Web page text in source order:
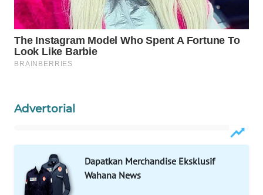
Advertorial
Dapatkan Merchandise Eksklusif
Wahana News
INFRASTRUKTUR
WAHANA
KONSUMEN
WAHANA
TV